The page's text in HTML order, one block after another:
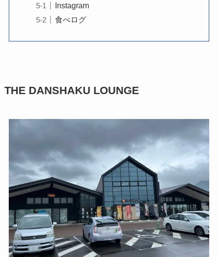
Instagram
食べログ
THE DANSHAKU LOUNGE